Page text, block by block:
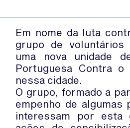
Em nome da luta
grupo de
uma nova unidade
Portuguesa Contra o
nessa cidade.
O grupo, formado a
empenho de algumas
interessam por esta